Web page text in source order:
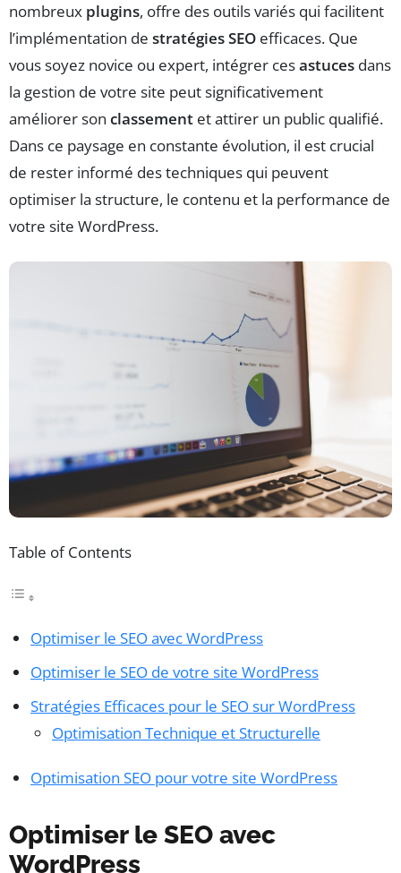
nombreux plugins, offre des outils variés qui facilitent
l’implémentation de stratégies SEO efficaces. Que
vous soyez novice ou expert, intégrer cesastuces dans
la gestion de votre site peut significativement
améliorer son classement et attirer un public qualifié.
Dans ce paysage en constante évolution, il est crucial
de rester informé des techniques qui peuvent
optimiser la structure, le contenu et la performance de
votre site WordPress.
Table of Contents
Optimiser le SEO avec WordPress
Optimiser le SEO de votre site WordPress
Stratégies Efficaces pour le SEO sur WordPress
Optimisation Technique et Structurelle
Optimisation SEO pour votre site WordPress
Optimiser le SEO avec
WordPress